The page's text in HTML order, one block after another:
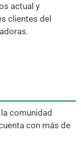
actual y
clientes del
comunidad
con más de